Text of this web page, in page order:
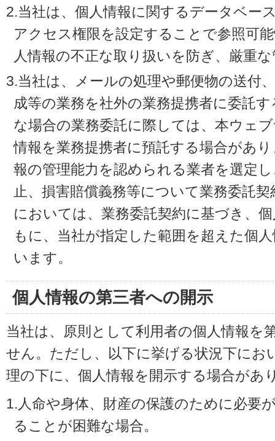
2.当社は、個人情報に関するデータベー
アクセス権限を設定することで参照可
人情報の不正な取り扱いを防ぎ、厳重
3.当社は、メールの処理や郵便物の送付
成等の業務を社外の業務提携者に委託
な場合の業務委託に際しては、本ウェ
情報を業務提携者に預託する場合があ
報の管理能力を認められる業者を選定
止、損害賠償義務等について業務委託
においては、業務委託契約に基づき、
もに、当社が指定した範囲を超えた個
います。
個人情報の第三者への開示
当社は、原則として利用者の個人情報を
せん。ただし、以下に挙げる状況下にお
理の下に、個人情報を開示する場合があ
1.人命や身体、財産の保護のために必要
ることが困難な場合。